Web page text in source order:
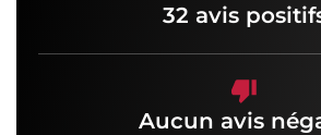
32 avis
Aucun avis